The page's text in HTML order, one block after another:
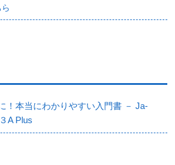
！本当にわかりやすい入門書 － Ja-
A Plus